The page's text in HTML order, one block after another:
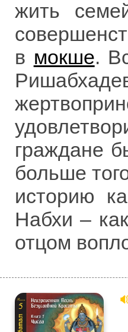
жить
в мокше.
граждане
больше
историю
Набхи –
отцом